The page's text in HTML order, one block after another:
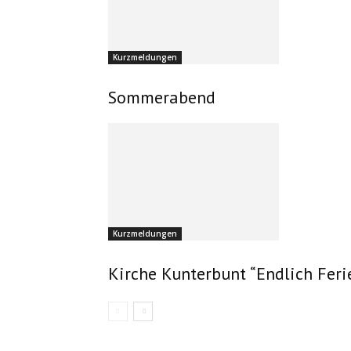
Kurzmeldungen
Sommerabend
Kurzmeldungen
Kirche Kunterbunt “Endlich